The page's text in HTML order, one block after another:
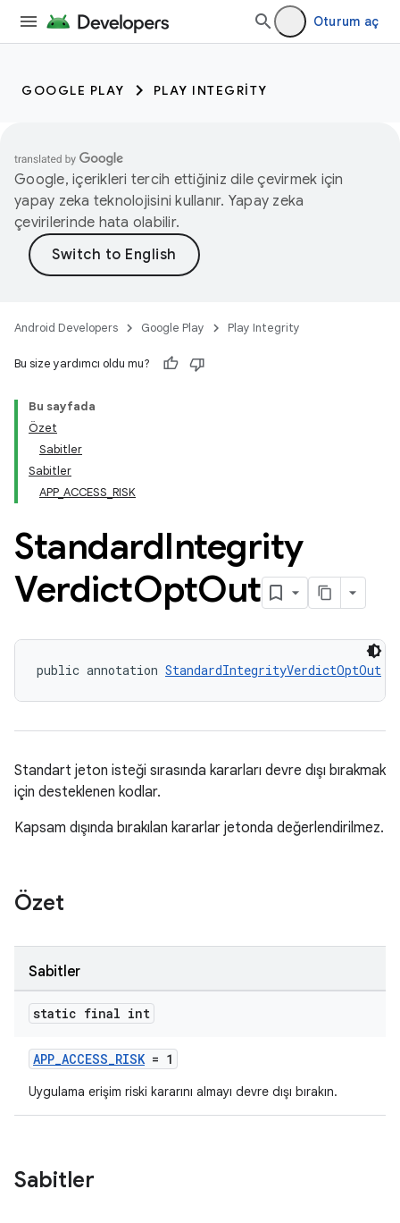
Oturum aç
GOOGLE PLAY PLAY INTEGRITY
Google, içerikleri tercih ettiğiniz dile çevirmek için
yapay zeka teknolojisini kullanır. Yapay zeka
çevirilerinde hata olabilir.
Android Developers Google Play Play Integrity
Bu size yardımcı oldu mu?
Bu sayfada
Özet
Sabitler
Sabitler
APP_ACCESS_RISK
StandardIntegrity
VerdictOptOut
public annotation StandardIntegrityVerdictOptOut
Standart jeton isteği sırasında kararları devre dışı bırakmak
için desteklenen kodlar.
Kapsam dışında bırakılan kararlar jetonda değerlendirilmez.
Özet
Sabitler
static final int
APP_ACCESS_RISK= 1
Uygulama erişim riski kararını almayı devre dışı bırakın.
Sabitler